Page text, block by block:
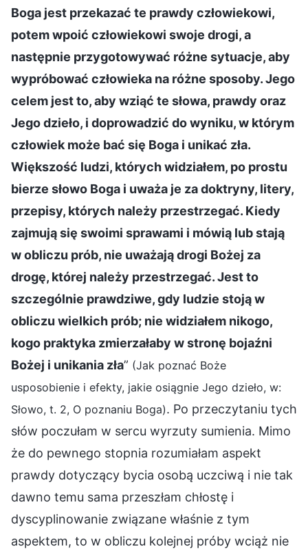
Boga jest przekazać te prawdy człowiekowi,
potem wpoić człowiekowi swoje drogi, a
następnie przygotowywać różne sytuacje, aby
wypróbować człowieka na różne sposoby. Jego
celem jest to, aby wziąć te słowa, prawdy oraz
Jego dzieło, i doprowadzić do wyniku, w którym
człowiek może bać się Boga i unikać zła.
Większość ludzi, których widziałem, po prostu
bierze słowo Boga i uważa je za doktryny, litery,
przepisy, których należy przestrzegać. Kiedy
zajmują się swoimi sprawami i mówią lub stają
w obliczu prób, nie uważają drogi Bożej za
drogę, której należy przestrzegać. Jest to
szczególnie prawdziwe, gdy ludzie stoją w
obliczu wielkich prób; nie widziałem nikogo,
kogo praktyka zmierzałaby w stronę bojaźni
Bożej i unikania zła” (Jak poznać Boże
usposobienie i efekty, jakie osiągnie Jego dzieło, w:
Słowo, t. 2, O poznaniu Boga). Po przeczytaniu tych
słów poczułam w sercu wyrzuty sumienia. Mimo
że do pewnego stopnia rozumiałam aspekt
prawdy dotyczący bycia osobą uczciwą i nie tak
dawno temu sama przeszłam chłostę i
dyscyplinowanie związane właśnie z tym
aspektem, to w obliczu kolejnej próby wciąż nie